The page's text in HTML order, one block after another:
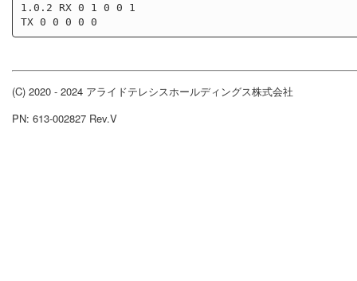
1.0.2 RX 0 1 0 0 1
(C) 2020 - 2024 アライドテレシスホールディングス株式会社
PN: 613-002827 Rev.V